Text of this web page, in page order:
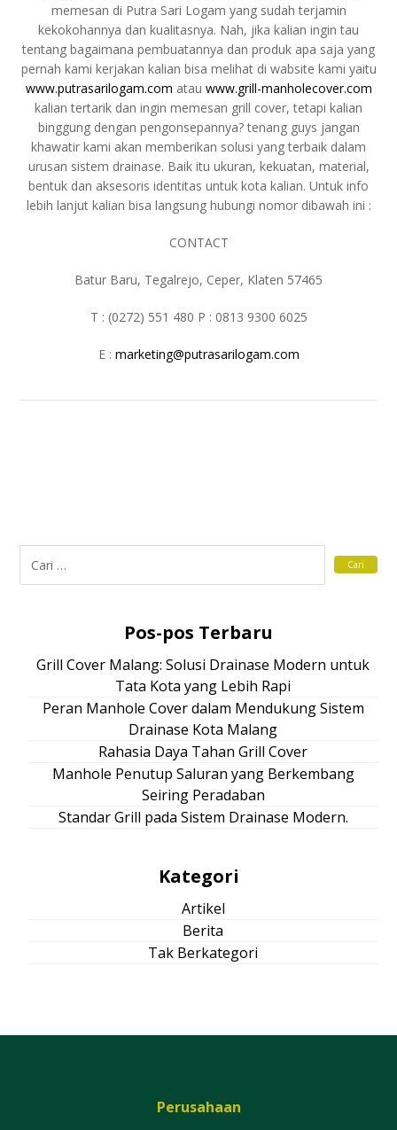
memesan di Putra Sari Logam yang sudah terjamin
kekokohannya dan kualitasnya. Nah, jika kalian ingin tau
tentang bagaimana pembuatannya dan produk apa saja yang
pernah kami kerjakan kalian bisa melihat di wabsite kami yaitu
www.putrasarilogam.com atau www.grill-manholecover.com
kalian tertarik dan ingin memesan grill cover, tetapi kalian
binggung dengan pengonsepannya? tenang guys jangan
khawatir kami akan memberikan solusi yang terbaik dalam
urusan sistem drainase. Baik itu ukuran, kekuatan, material,
bentuk dan aksesoris identitas untuk kota kalian. Untuk info
lebih lanjut kalian bisa langsung hubungi nomor dibawah ini :
CONTACT
Batur Baru, Tegalrejo, Ceper, Klaten 57465
T : (0272) 551 480 P : 0813 9300 6025
E : marketing@putrasarilogam.com
Pos-pos Terbaru
Grill Cover Malang: Solusi Drainase Modern untuk
Tata Kota yang Lebih Rapi
Peran Manhole Cover dalam Mendukung Sistem
Drainase Kota Malang
Rahasia Daya Tahan Grill Cover
Manhole Penutup Saluran yang Berkembang
Seiring Peradaban
Standar Grill pada Sistem Drainase Modern.
Kategori
Artikel
Berita
Tak Berkategori
Perusahaan